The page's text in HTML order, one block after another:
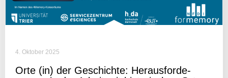
4. Oktober 2025
Orte (in) der Geschichte: Heraus­for­de­